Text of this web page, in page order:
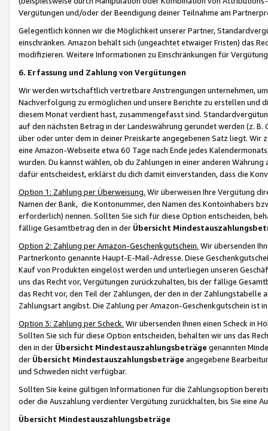
Vergütungen und/oder der Beendigung deiner Teilnahme am
Gelegentlich können wir die Möglichkeit unserer Partner,
einschränken. Amazon behält sich (ungeachtet etwaiger Fristen) das
modifizieren. Weitere Informationen zu Einschränkungen für
6. Erfassung und Zahlung von Vergütungen
Wir werden wirtschaftlich vertretbare Anstrengungen unternehmen,
Nachverfolgung zu ermöglichen und unsere Berichte zu erstellen und
diesem Monat verdient hast, zusammengefasst sind.
auf den nächsten Betrag in der Landeswährung gerundet werden (z.
über oder unter dem in deiner Preiskarte angegebenen Satz liegt.
eine Amazon-Webseite etwa 60 Tage nach Ende jedes
wurden. Du kannst wählen, ob du Zahlungen in einer anderen
dafür entscheidest, erklärst du dich damit einverstanden, dass die
Option 1: Zahlung per Überweisung. Wir überweisen Ihre Vergütung
Namen der Bank, die Kontonummer, den Namen des Kontoinhabers
erforderlich) nennen. Sollten Sie sich für diese Option entscheiden,
fällige Gesamtbetrag den in der Übersicht
Option 2: Zahlung per Amazon-Geschenkgutschein. Wir übersenden
Partnerkonto genannte Haupt-E-Mail-Adresse. Diese
Kauf von Produkten eingelöst werden und unterliegen unseren
uns das Recht vor, Vergütungen zurückzuhalten, bis der fällige
das Recht vor, den Teil der Zahlungen, der den in der
Zahlungsart angibst. Die Zahlung per Amazon-Geschenkgutschein ist
Option 3: Zahlung per Scheck. Wir übersenden Ihnen einen Scheck in
Sollten Sie sich für diese Option entscheiden, behalten wir uns das
den in der Übersicht Mindestauszahlungsbeträge genannten
der Übersicht Mindestauszahlungsbeträge angegebene
und Schweden nicht verfügbar.
Sollten Sie keine gültigen Informationen für die Zahlungsoption
oder die Auszahlung verdienter Vergütung zurückhalten, bis Sie
Übersicht Mindestauszahlungsbeträge